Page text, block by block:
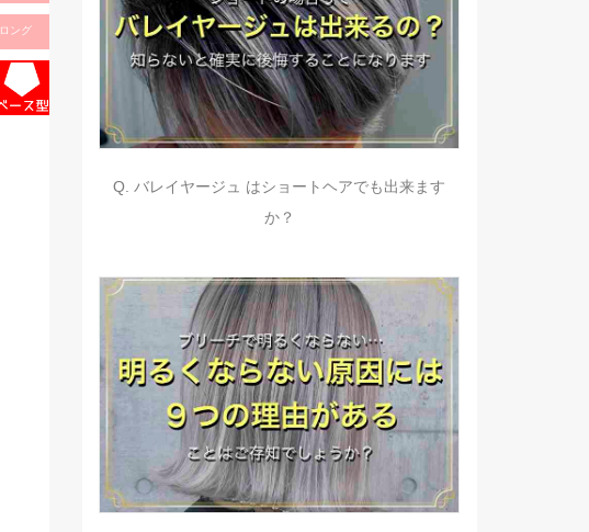
ロング
Q. バレイヤージュ はショートヘアでも出来ます
か？